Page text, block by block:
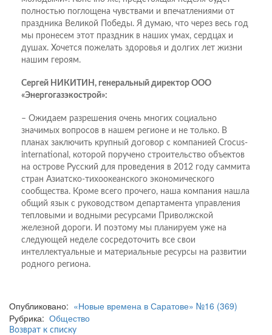
полностью поглощена чувствами и впечатлениями от
праздника Великой Победы. Я думаю, что через весь год
мы пронесем этот праздник в наших умах, сердцах и
душах. Хочется пожелать здоровья и долгих лет жизни
нашим героям.
Сергей НИКИТИН, генеральный директор ООО
«Энергогазэкострой»:
– Ожидаем разрешения очень многих социально
значимых вопросов в нашем регионе и не только. В
планах заключить крупный договор с компанией Crocus-
international, которой поручено строительство объектов
на острове Русский для проведения в 2012 году саммита
стран Азиатско-тихоокеанского экономического
сообщества. Кроме всего прочего, наша компания нашла
общий язык с руководством департамента управления
тепловыми и водными ресурсами Приволжской
железной дороги. И поэтому мы планируем уже на
следующей неделе сосредоточить все свои
интеллектуальные и материальные ресурсы на развитии
родного региона.
Опубликовано: «Новые времена в Саратове» №16 (369)
Рубрика: Общество
Возврат к списку